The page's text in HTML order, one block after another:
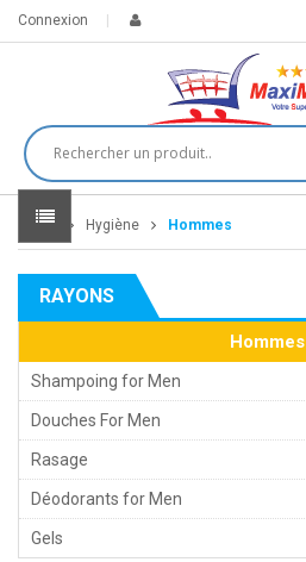
Connexion
Home Hygiène Hommes
RAYONS
Hommes
Shampoing for Men
Douches For Men
Rasage
Déodorants for Men
Gels